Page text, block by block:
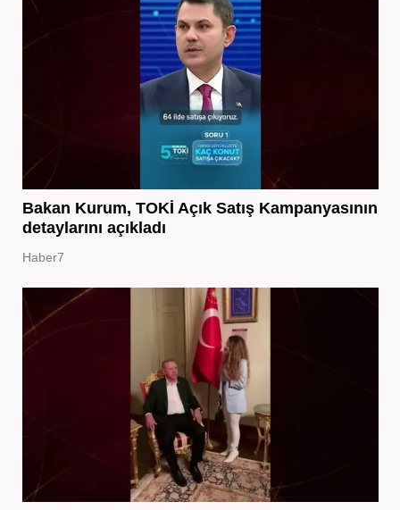
Bakan Kurum, TOKİ Açık Satış Kampanyasının
detaylarını açıkladı
Haber7